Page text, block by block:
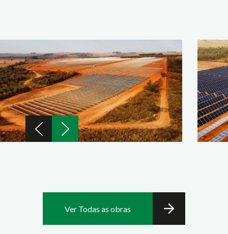
Ver Todas as obras